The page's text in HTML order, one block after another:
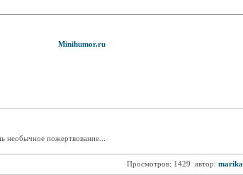
Minihumor.ru
необычное пожертвование...
Просмотров: 1429 автор: marika